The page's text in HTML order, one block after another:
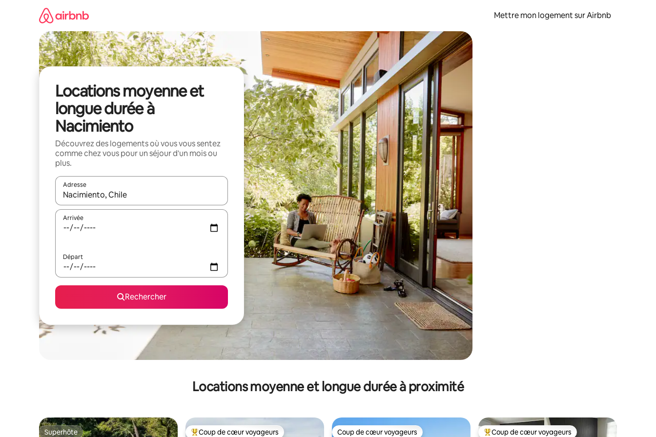
Mettre mon logement sur Airbnb
Locations moyenne et
longue durée à
Nacimiento
Découvrez des logements où vous vous sentez
comme chez vous pour un séjour d'un mois ou
plus.
Adresse
Lorsque les résultats s'affichent, utilisez les flèches vers le haut et vers le bas pour les parcourir ou en appuyant et en faisant glisser.
Arrivée
Départ
Rechercher
Locations moyenne et longue durée à proximité
Superhôte Coup de cœur voyageurs Coup de cœur voyageurs Coup de cœur voyageurs